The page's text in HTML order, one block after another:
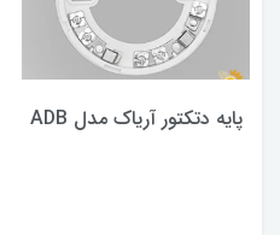
پایه دتکتور آریاک مدل ADB